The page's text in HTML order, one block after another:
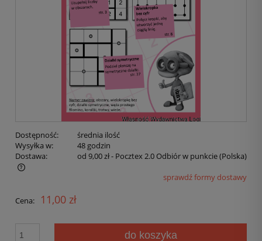
Dostępność:
średnia ilość
Wysyłka w:
48 godzin
Dostawa:
od 9,00 zł- Pocztex 2.0 Odbiór w punkcie(Polska)
sprawdź formy dostawy
Cena: 11,00 zł
do koszyka